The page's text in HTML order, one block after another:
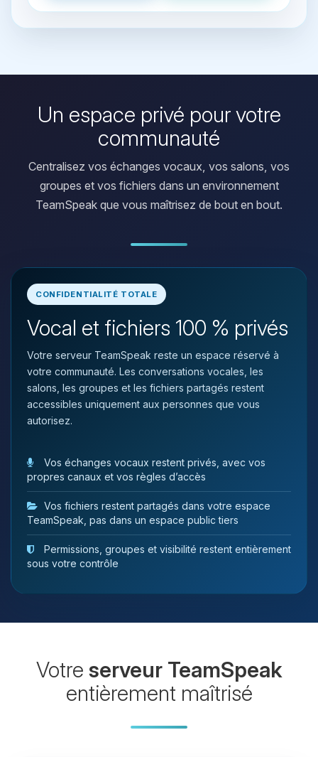
Un espace privé pour votre
communauté
Centralisez vos échanges vocaux, vos salons, vos
groupes et vos fichiers dans un environnement
TeamSpeak que vous maîtrisez de bout en bout.
CONFIDENTIALITÉ TOTALE
Vocal et fichiers 100 % privés
Votre serveur TeamSpeak reste un espace réservé à
votre communauté. Les conversations vocales, les
salons, les groupes et les fichiers partagés restent
accessibles uniquement aux personnes que vous
autorisez.
Vos échanges vocaux restent privés, avec vos
propres canaux et vos règles d’accès
Vos fichiers restent partagés dans votre espace
TeamSpeak, pas dans un espace public tiers
Permissions, groupes et visibilité restent entièrement
sous votre contrôle
Votre serveur TeamSpeak
entièrement maîtrisé
Youpi, enfin quelqu’un pour me
parler ! Moi c’est Choupy, ton petit
tu as besoin et je vais remuer mes
07/08/2026 à 11:08